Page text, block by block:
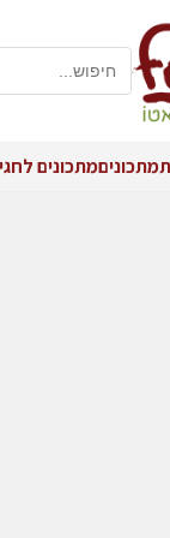
מתכוניםמתכונים